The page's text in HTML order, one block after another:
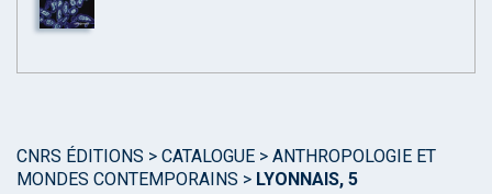
CNRS ÉDITIONS > CATALOGUE > ANTHROPOLOGIE ET
MONDES CONTEMPORAINS > LYONNAIS, 5